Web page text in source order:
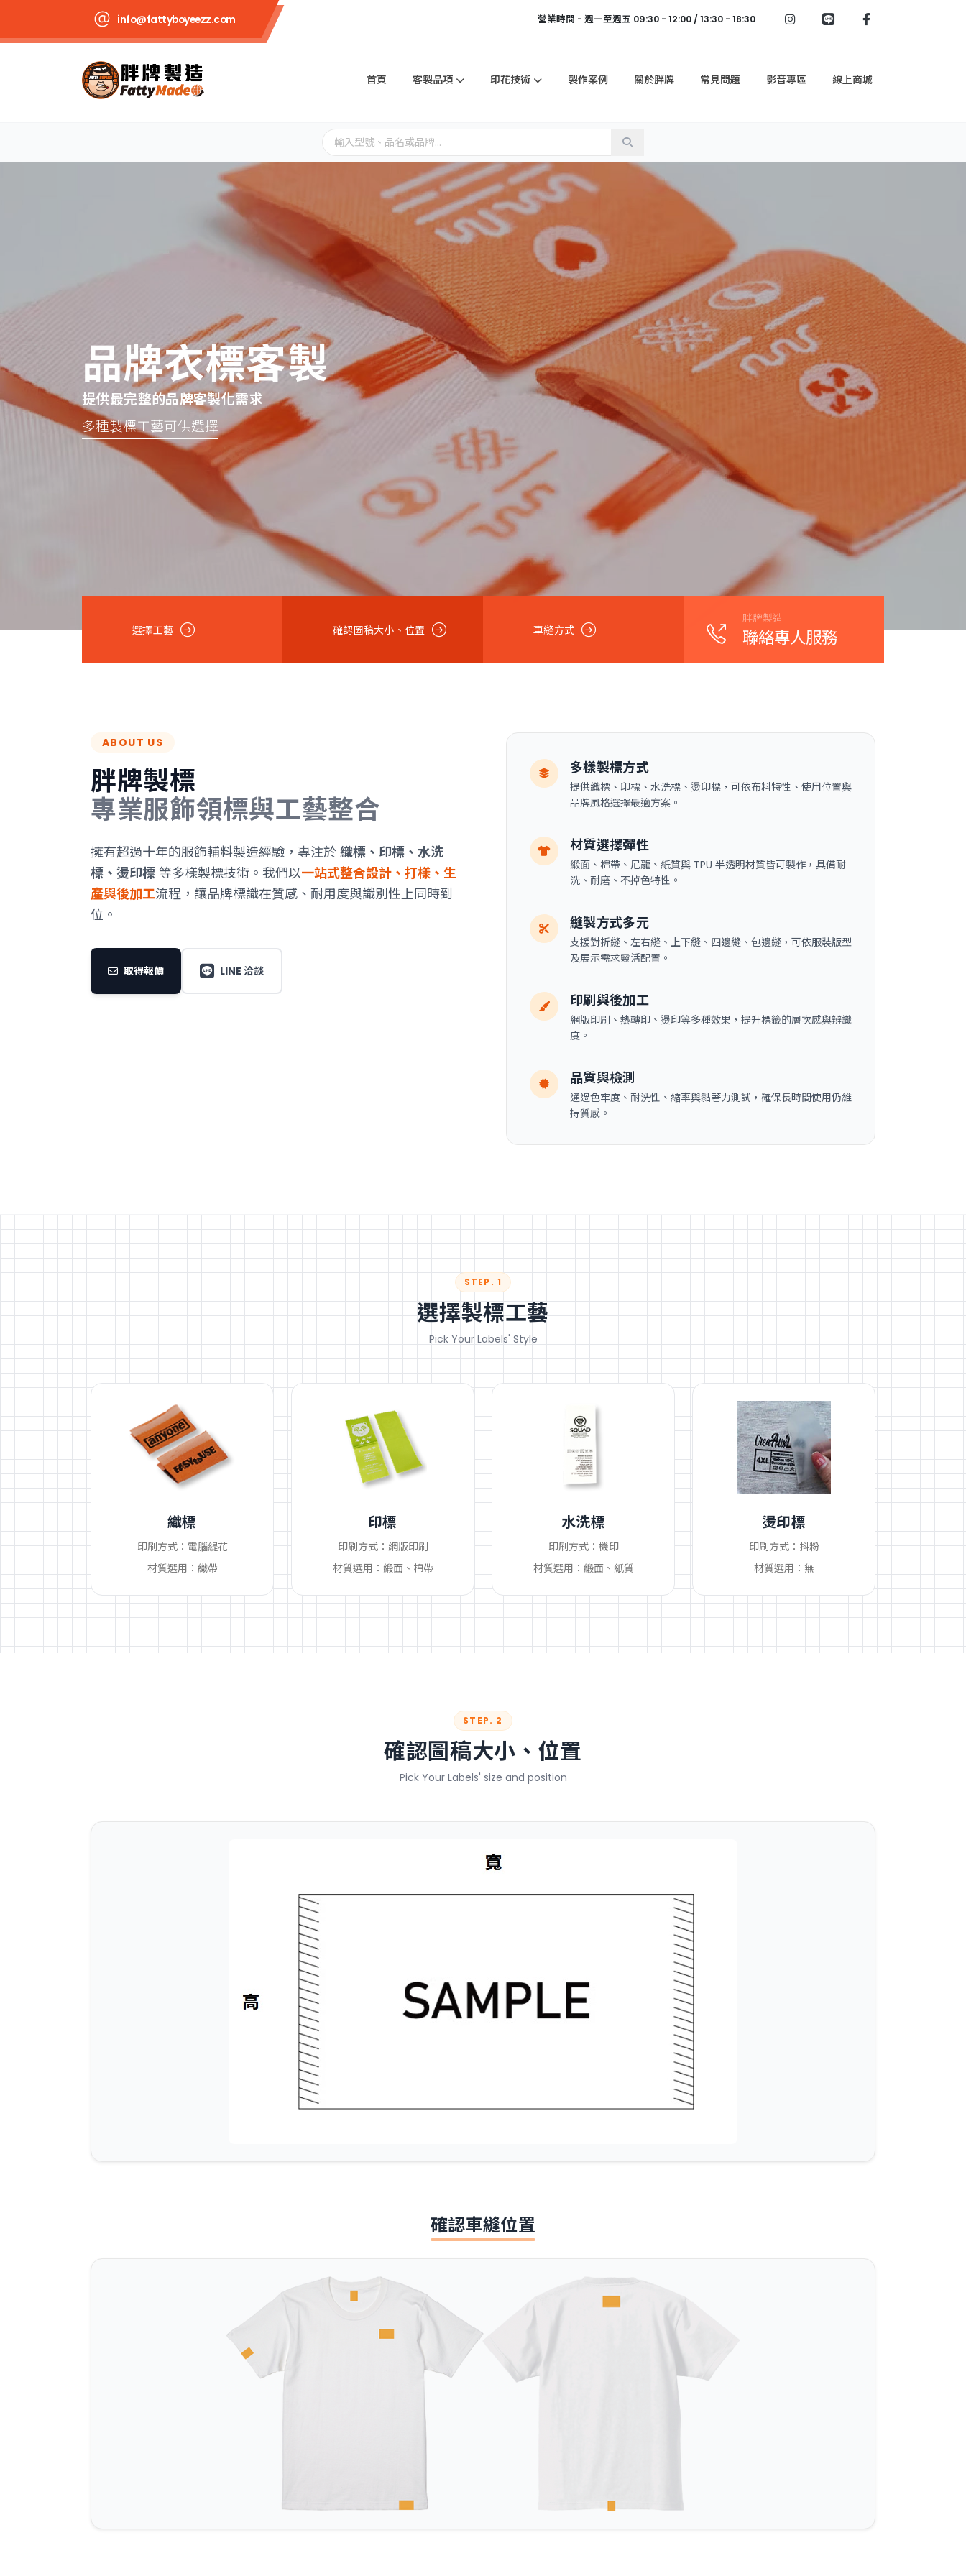
info@fattyboyeezz.com ​營業時間 - 週一至週五 09:30 - 12:00 / 13:30 - 18:30
首頁 客製品項 印花技術 製作案例 關於胖牌 常見問題 影音專區 線上商城
品牌衣標客製
提供最完整的品牌客製化需求
多種製標工藝可供選擇
選擇工藝 確認圖稿大小、位置 車縫方式
胖牌製造
聯絡專人服務
ABOUT US
胖牌製標
專業服飾領標與工藝整合
擁有超過十年的服飾輔料製造經驗，專注於 織標、印標、水洗
標、燙印標 等多樣製標技術。我們以一站式整合設計、打樣、生
產與後加工流程，讓品牌標識在質感、耐用度與識別性上同時到
位。
取得報價 LINE 洽談
多樣製標方式
提供織標、印標、水洗標、燙印標，可依布料特性、使用位置與
品牌風格選擇最適方案。
材質選擇彈性
緞面、棉帶、尼龍、紙質與 TPU 半透明材質皆可製作，具備耐
洗、耐磨、不掉色特性。
縫製方式多元
支援對折縫、左右縫、上下縫、四邊縫、包邊縫，可依服裝版型
及展示需求靈活配置。
印刷與後加工
網版印刷、熱轉印、燙印等多種效果，提升標籤的層次感與辨識
度。
品質與檢測
通過色牢度、耐洗性、縮率與黏著力測試，確保長時間使用仍維
持質感。
STEP. 1
選擇製標工藝
Pick Your Labels' Style
織標
印刷方式：電腦緹花
材質選用：織帶
印標
印刷方式：網版印刷
材質選用：緞面、棉帶
水洗標
印刷方式：機印
材質選用：緞面、紙質
燙印標
印刷方式：抖粉
材質選用：無
STEP. 2
確認圖稿大小、位置
Pick Your Labels' size and position
確認車縫位置